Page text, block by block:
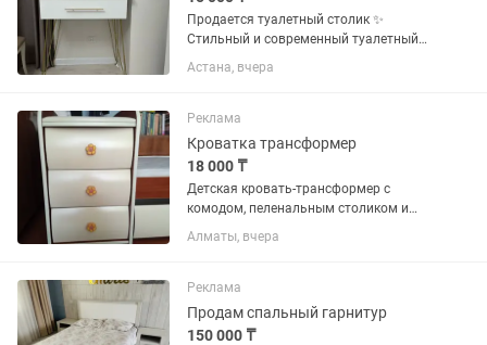
Продается туалетный столик ✨
Стильный и современный туалетный
столик в белом цвете с золотыми
металлическими ножками и ручкой.
Астана, вчера
Реклама
Кроватка трансформер
18 000 ₸
Детская кровать-трансформер с
комодом, пеленальным столиком и
матрасом Продается детская
кроватка-трансформер в хорошем
комод с 3 вместительными ящиками; ...
Алматы, вчера
Реклама
Продам спальный гарнитур
150 000 ₸